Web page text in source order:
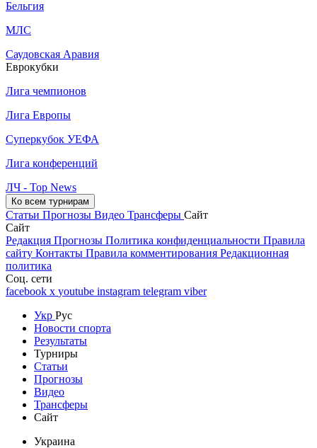
Бельгия
МЛС
Саудовская Аравия
Еврокубки
Лига чемпионов
Лига Европы
Суперкубок УЕФА
Лига конференций
ЛЧ - Top News
Ко всем турнирам
Статьи Прогнозы Видео Трансферы Сайт
Сайт
Редакция Прогнозы Политика конфиденциальности Правила
сайту Контакты Правила комментирования Редакционная
политика
Соц. сети
facebook x youtube instagram telegram viber
Укр Рус
Новости спорта
Результаты
Турниры
Статьи
Прогнозы
Видео
Трансферы
Сайт
Украина